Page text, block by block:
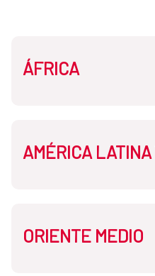
ÁFRICA
Oficina de la
AMÉRICA
Oficina de la
ORIENTE MEDIO